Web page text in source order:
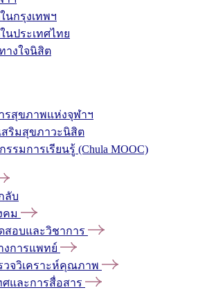
นกรุงเทพฯ
นประเทศไทย
างใจนิสิต
รสุขภาพแห่งจุฬาฯ
สริมสุขภาวะนิสิต
รมการเรียนรู้ (Chula MOOC)
ลับ
คม
สอบและวิชาการ
งการแพทย์
วจวิเคราะห์คุณภาพ
ศและการสื่อสาร